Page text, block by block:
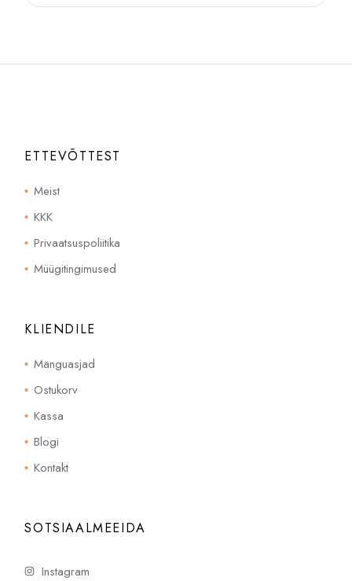
ETTEVÕTTEST
Meist
KKK
Privaatsuspoliitika
Müügitingimused
KLIENDILE
Mänguasjad
Ostukorv
Kassa
Blogi
Kontakt
SOTSIAALMEEIDA
Instagram